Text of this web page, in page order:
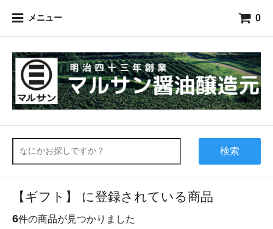
メニュー 0
検索
【ギフト】 に登録されている商品
6件の商品が見つかりました